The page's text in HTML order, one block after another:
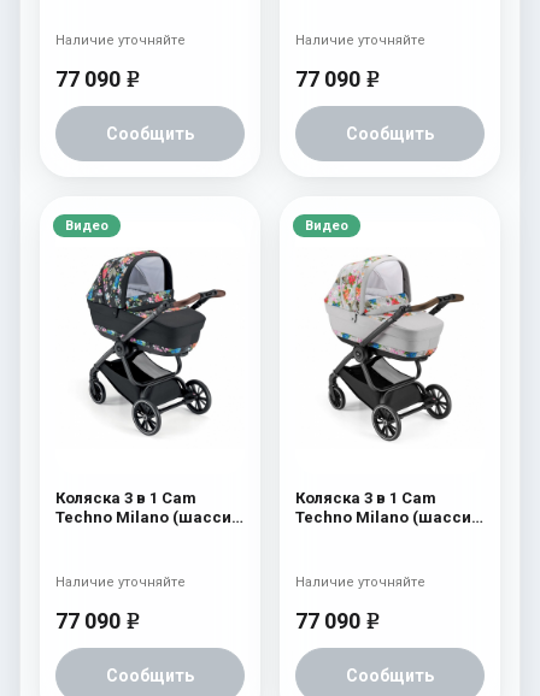
77 090 e
Сообщить
Наличие уточняйте
77 090 e
Сообщить
Наличие уточняйте
Видео
Коляска 3 в 1 Cam
Techno Milano (шасси
77 090 e
Сообщить
Наличие уточняйте
Видео
Коляска 3 в 1 Cam
Techno Milano (шасси
77 090 e
Сообщить
Наличие уточняйте